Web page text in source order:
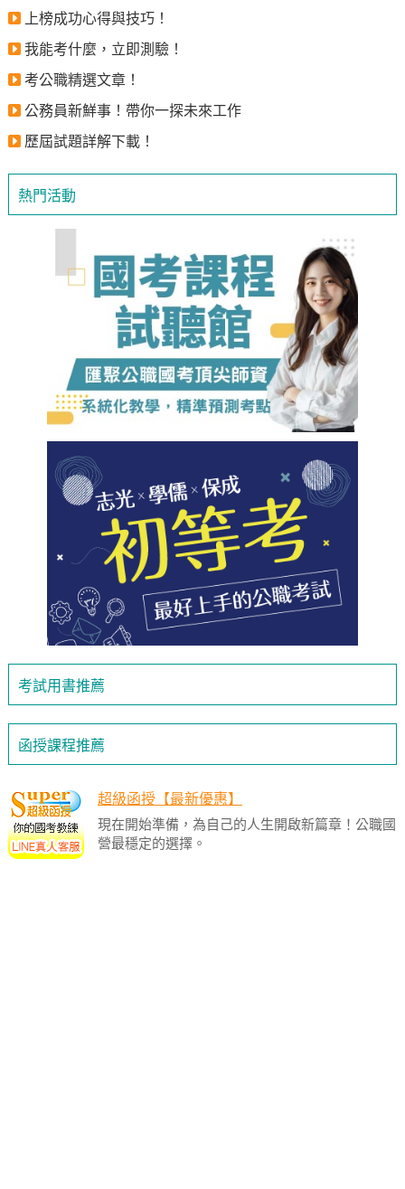
上榜成功心得與技巧！
我能考什麼，立即測驗！
考公職精選文章！
公務員新鮮事！帶你一探未來工作
歷屆試題詳解下載！
熱門活動
考試用書推薦
函授課程推薦
超級函授【最新優惠】
現在開始準備，為自己的人生開啟新篇章！公職國
營最穩定的選擇。